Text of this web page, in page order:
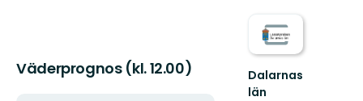
Väderprognos (kl. 12.00)
Dalarnas
län